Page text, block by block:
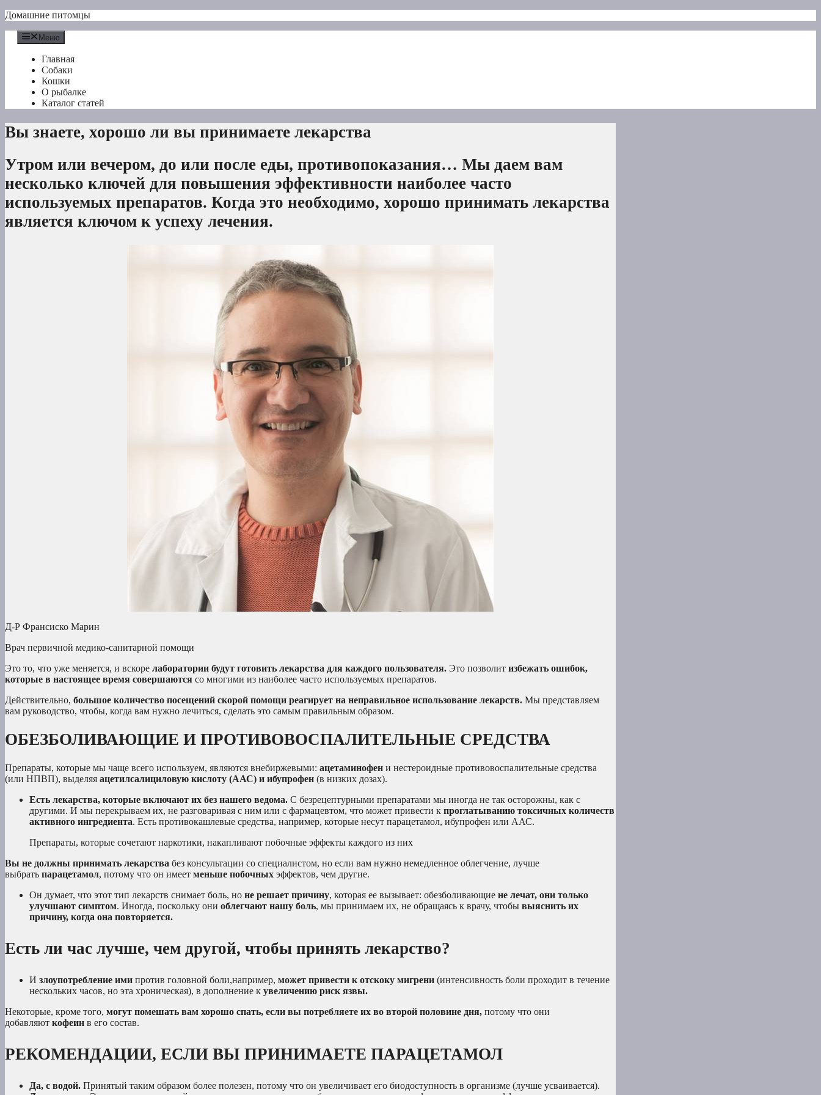
Перейти
содержимому
Домашние питомцы
Меню
Главная
Собаки
Кошки
О рыбалке
Каталог статей
Вы знаете, хорошо ли вы принимаете лекарства
Утром или вечером, до или после еды, противопоказания… Мы даем вам
несколько ключей для повышения эффективности наиболее часто
используемых препаратов. Когда это необходимо, хорошо принимать лекарства
является ключом к успеху лечения.
Д-Р Франсиско Марин
Врач первичной медико-санитарной помощи
Это то, что уже меняется, и вскоре лаборатории будут готовить лекарства для каждого пользователя. Это позволит избежать ошибок,
которые в настоящее время совершаются со многими из наиболее часто используемых препаратов.
Действительно, большое количество посещений скорой помощи реагирует на неправильное использование лекарств. Мы представляем
вам руководство, чтобы, когда вам нужно лечиться, сделать это самым правильным образом.
ОБЕЗБОЛИВАЮЩИЕ И ПРОТИВОВОСПАЛИТЕЛЬНЫЕ СРЕДСТВА
Препараты, которые мы чаще всего используем, являются внебиржевыми: ацетаминофен и нестероидные противовоспалительные средства
(или НПВП), выделяя ацетилсалициловую кислоту (ААС) и ибупрофен (в низких дозах).
Есть лекарства, которые включают их без нашего ведома. С безрецептурными препаратами мы иногда не так осторожны, как с
другими. И мы перекрываем их, не разговаривая с ним или с фармацевтом, что может привести к проглатыванию токсичных количеств
активного ингредиента. Есть противокашлевые средства, например, которые несут парацетамол, ибупрофен или ААС.
Препараты, которые сочетают наркотики, накапливают побочные эффекты каждого из них
Вы не должны принимать лекарства без консультации со специалистом, но если вам нужно немедленное облегчение, лучше
выбрать парацетамол, потому что он имеет меньше побочных эффектов, чем другие.
Он думает, что этот тип лекарств снимает боль, но не решает причину, которая ее вызывает: обезболивающие не лечат, они только
улучшают симптом. Иногда, поскольку они облегчают нашу боль, мы принимаем их, не обращаясь к врачу, чтобы выяснить их
причину, когда она повторяется.
Есть ли час лучше, чем другой, чтобы принять лекарство?
И злоупотребление ими против головной боли,например, может привести к отскоку мигрени (интенсивность боли проходит в течение
нескольких часов, но эта хроническая), в дополнение к увеличению риск язвы.
Некоторые, кроме того, могут помешать вам хорошо спать, если вы потребляете их во второй половине дня, потому что они
добавляют кофеин в его состав.
РЕКОМЕНДАЦИИ, ЕСЛИ ВЫ ПРИНИМАЕТЕ ПАРАЦЕТАМОЛ
Да, с водой. Принятый таким образом более полезен, потому что он увеличивает его биодоступность в организме (лучше усваивается).